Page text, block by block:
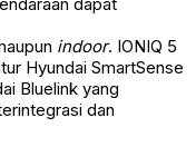
indoor. IONIQ 5
Hyundai SmartSense
Bluelink yang
dan